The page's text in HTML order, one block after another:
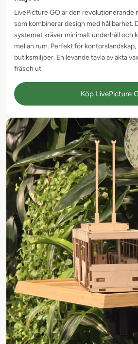
LivePicture GO är den revolutionerande
som kombinerar design med hållbarhet.
systemet kräver minimalt underhåll och
mellan rum. Perfekt för
butiksmiljöer. En levande tavla av äkta
fräsch ut.
Köp LivePicture